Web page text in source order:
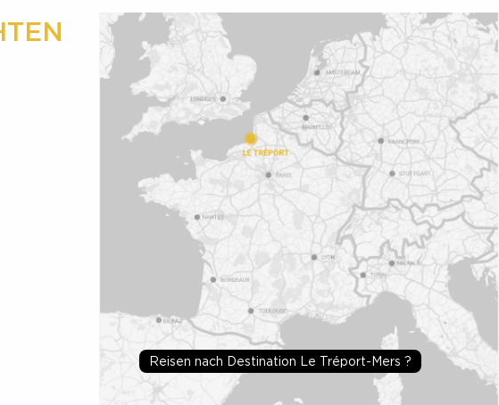
Reisen nach Destination Le Tréport-Mers ?